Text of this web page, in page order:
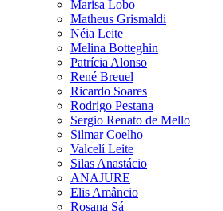
Marisa Lobo
Matheus Grismaldi
Néia Leite
Melina Botteghin
Patrícia Alonso
René Breuel
Ricardo Soares
Rodrigo Pestana
Sergio Renato de Mello
Silmar Coelho
Valcelí Leite
Silas Anastácio
ANAJURE
Elis Amâncio
Rosana Sá